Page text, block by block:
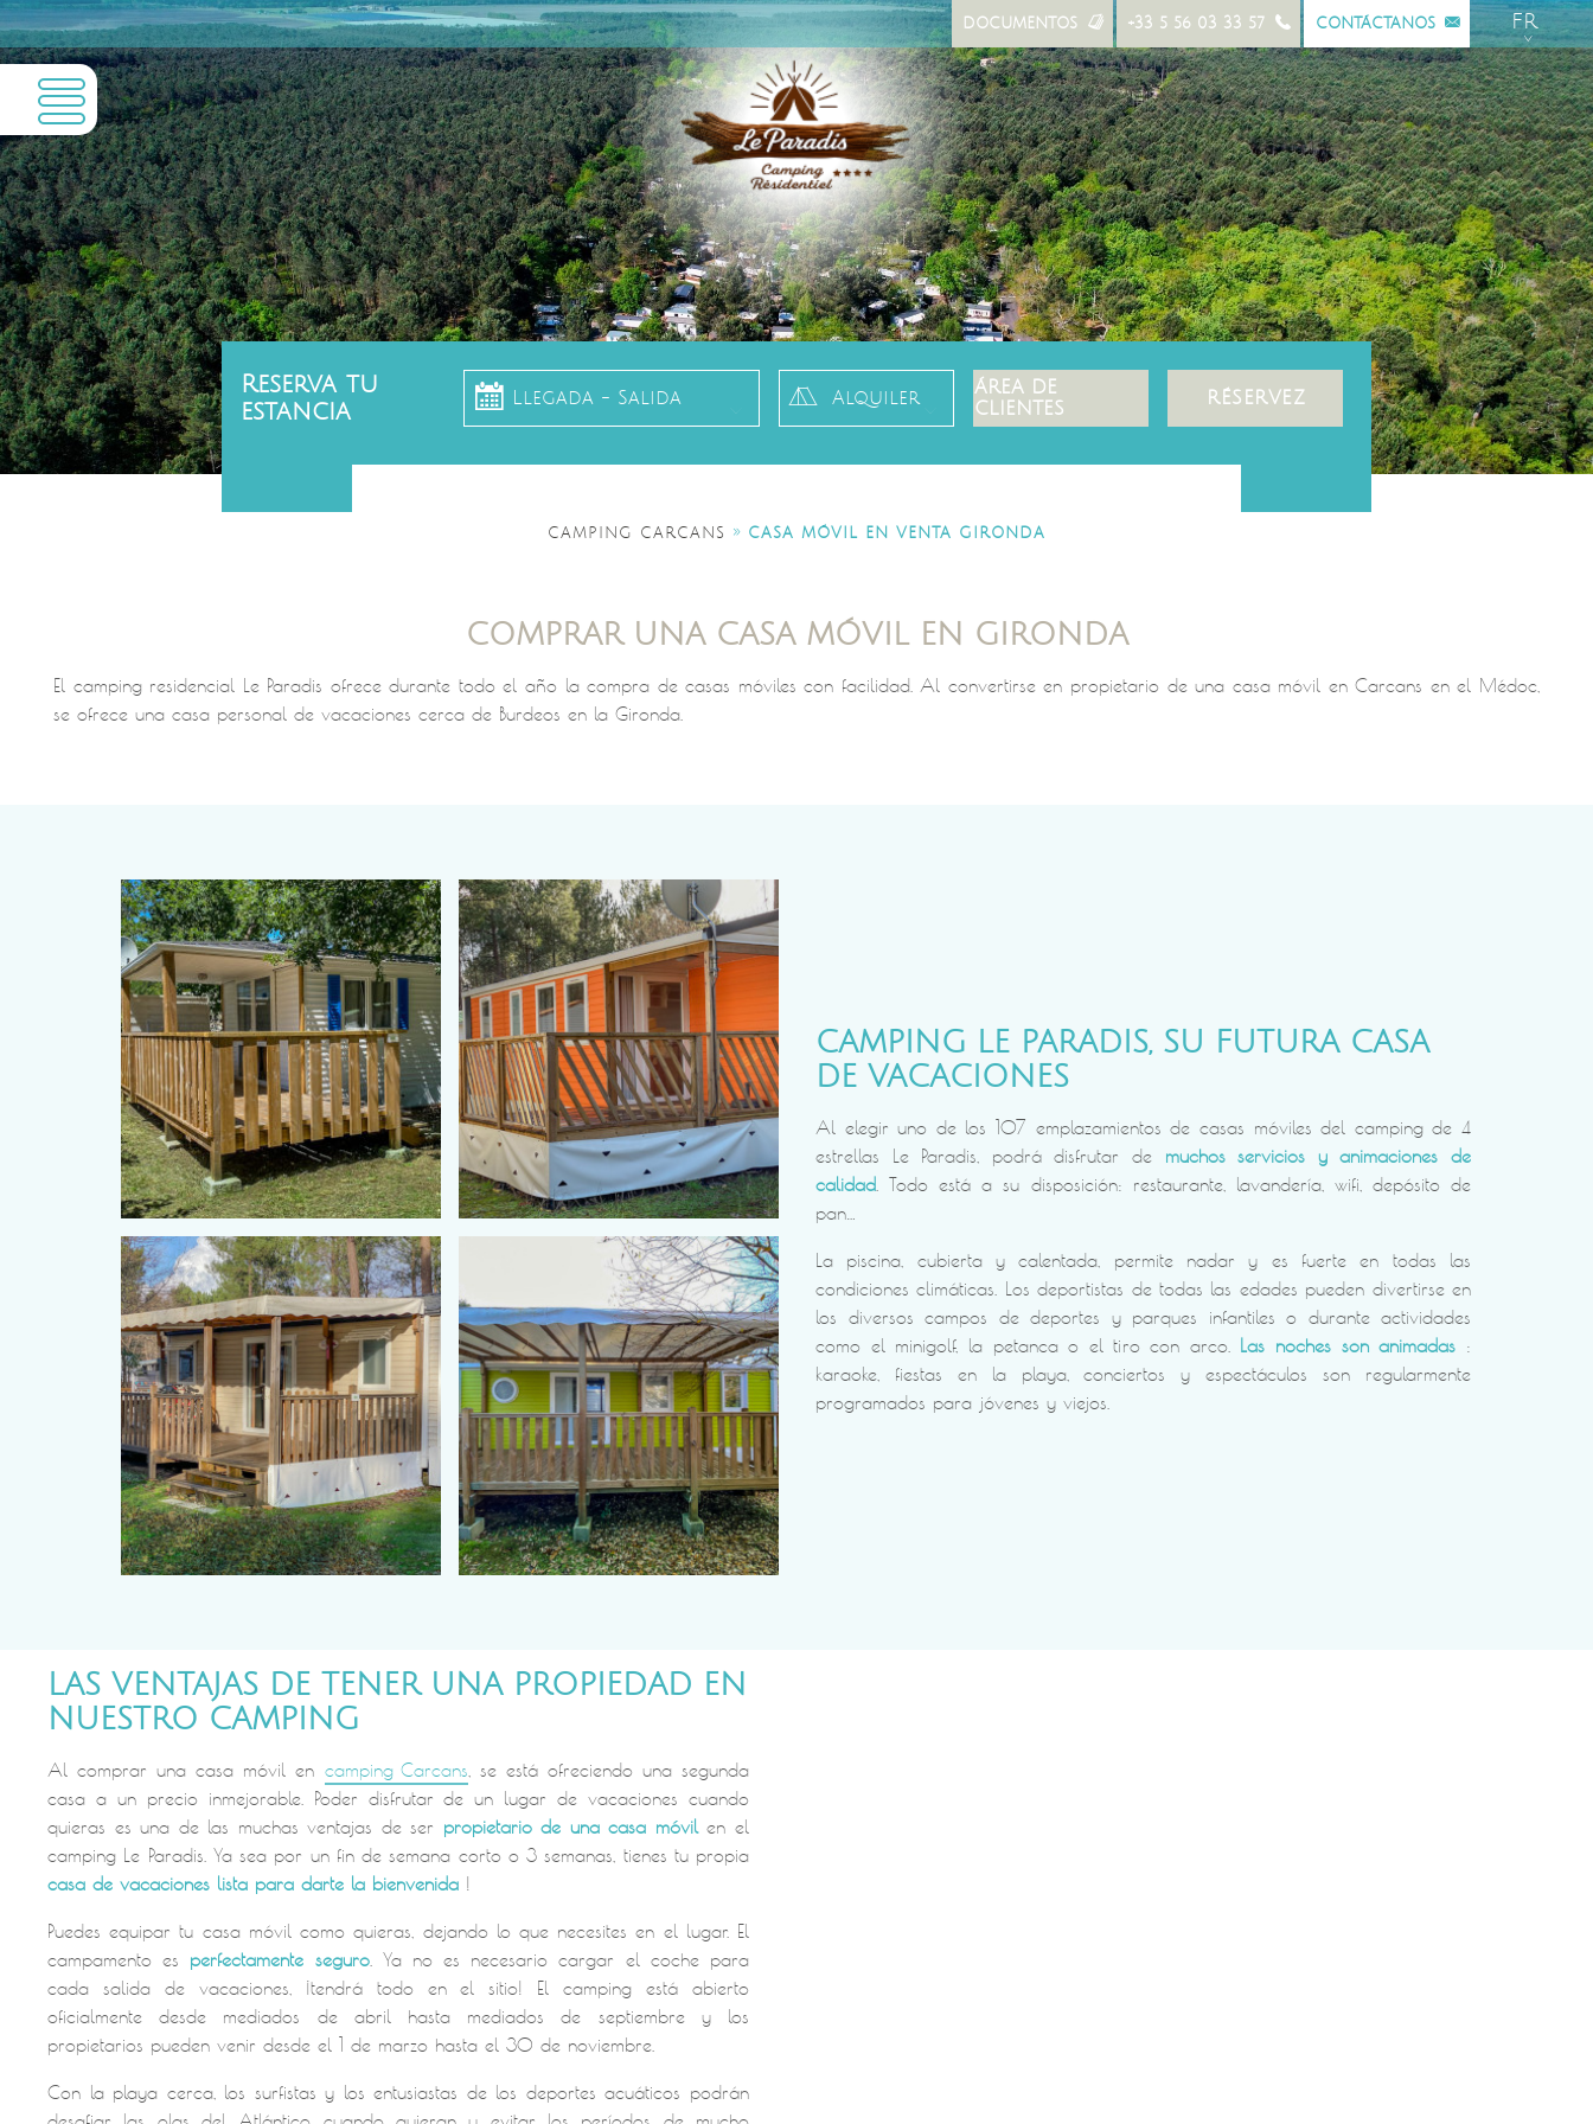
DOCUMENTOS +33 5 56 03 33 57 CONTÁCTANOS
FR
EN
ES
Reserva tu
estancia
Llegada - Salida
ÁREA DE
CLIENTES
CAMPING CARCANS » CASA MÓVIL EN VENTA GIRONDA
COMPRAR UNA CASA MÓVIL EN GIRONDA
El camping residencial Le Paradis ofrece durante todo el año la compra de casas móviles con facilidad. Al convertirse en propietario de una casa móvil en Carcans en el Médoc,
se ofrece una casa personal de vacaciones cerca de Burdeos en la Gironda.
CAMPING LE PARADIS, SU FUTURA CASA
DE VACACIONES
Al elegir uno de los 107 emplazamientos de casas móviles del camping de 4
estrellas Le Paradis, podrá disfrutar de muchos servicios y animaciones de
calidad. Todo está a su disposición: restaurante, lavandería, wifi, depósito de
pan…
La piscina, cubierta y calentada, permite nadar y es fuerte en todas las
condiciones climáticas. Los deportistas de todas las edades pueden divertirse en
los diversos campos de deportes y parques infantiles o durante actividades
como el minigolf, la petanca o el tiro con arco. Las noches son animadas :
karaoke, fiestas en la playa, conciertos y espectáculos son regularmente
programados para jóvenes y viejos.
LAS VENTAJAS DE TENER UNA PROPIEDAD EN
NUESTRO CAMPING
Al comprar una casa móvil en camping Carcans, se está ofreciendo una segunda
casa a un precio inmejorable. Poder disfrutar de un lugar de vacaciones cuando
quieras es una de las muchas ventajas de ser propietario de una casa móvilen el
camping Le Paradis. Ya sea por un fin de semana corto o 3 semanas, tienes tu propia
casa de vacaciones lista para darte la bienvenida !
Puedes equipar tu casa móvil como quieras, dejando lo que necesites en el lugar. El
campamento es perfectamente seguro. Ya no es necesario cargar el coche para
cada salida de vacaciones, ¡tendrá todo en el sitio! El camping está abierto
oficialmente desde mediados de abril hasta mediados de septiembre y los
propietarios pueden venir desde el 1 de marzo hasta el 30 de noviembre.
Con la playa cerca, los surfistas y los entusiastas de los deportes acuáticos podrán